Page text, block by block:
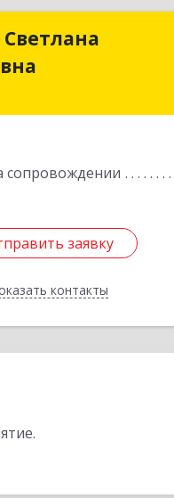
сопровождении
заявку
контакты
Светлана
заявку
Назад